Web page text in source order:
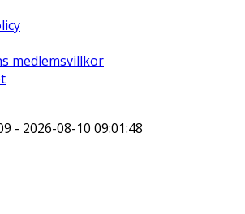
medlemsvillkor
- 2026-08-10 09:01:48